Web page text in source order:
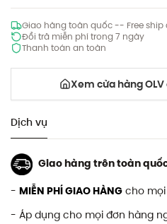
Giao hàng toàn quốc -- Free ship
Đổi trả miễn phí trong 7 ngày
Thanh toán an toàn
Xem cửa hàng
Dịch vụ
Giao hàng trên toàn
- MIỄN PHÍ GIAO HÀNG cho
- Áp dụng cho mọi đơn hàng